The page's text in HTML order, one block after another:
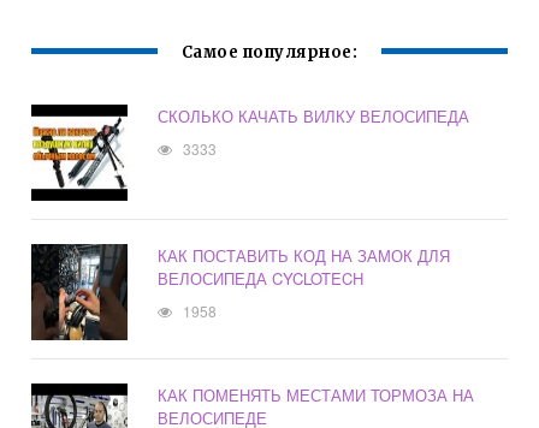
Самое популярное:
СКОЛЬКО КАЧАТЬ ВИЛКУ ВЕЛОСИПЕДА
3333
КАК ПОСТАВИТЬ КОД НА ЗАМОК ДЛЯ
ВЕЛОСИПЕДА CYCLOTECH
1958
КАК ПОМЕНЯТЬ МЕСТАМИ ТОРМОЗА НА
ВЕЛОСИПЕДЕ